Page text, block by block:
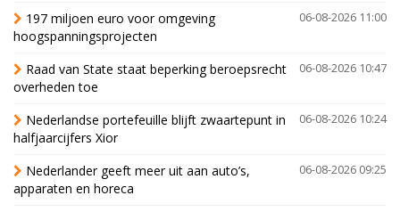
06-08-2026 11:00
197 miljoen euro voor omgeving
hoogspanningsprojecten
06-08-2026 10:47
Raad van State staat beperking beroepsrecht
overheden toe
06-08-2026 10:24
Nederlandse portefeuille blijft zwaartepunt in
halfjaarcijfers Xior
06-08-2026 09:25
Nederlander geeft meer uit aan auto’s,
apparaten en horeca